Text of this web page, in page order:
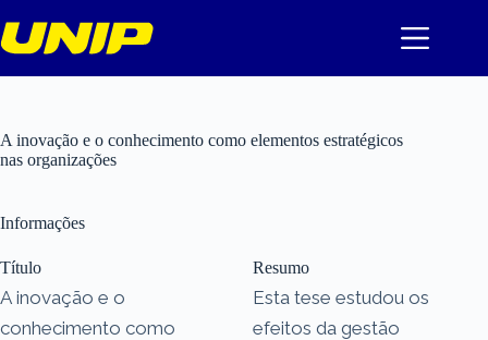
para
o
A inovação e o conhecimento como elementos estratégicos
nas organizações
Informações
Título
A inovação e o
conhecimento como
Resumo
Esta tese estudou os
efeitos da gestão